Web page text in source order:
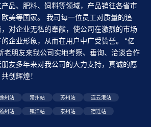
品、肥料、饲料等领域，产品销往各省市
美等国家。 我司每一位员工对质量的追
对企业无私的奉献，使公司在激烈的市场
企业形象，从而在用户中广受赞誉。 “亿
老朋友来我公司实地考察、垂询、洽谈合作
友多年来对我公司的大力支持，真诚的愿
创辉煌！
州站 常州站 苏州站 连云港站
州站 镇江站 泰州站 宿迁站